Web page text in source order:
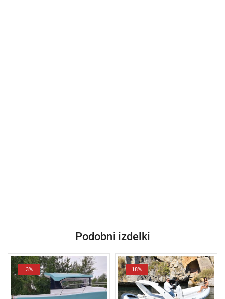
Podobni izdelki
3% 18%